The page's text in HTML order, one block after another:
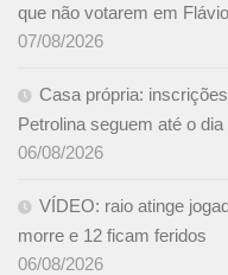
que não votarem em
07/08/2026
Casa própria:
Petrolina seguem até o
06/08/2026
VÍDEO: raio atinge
morre e 12 ficam feridos
06/08/2026